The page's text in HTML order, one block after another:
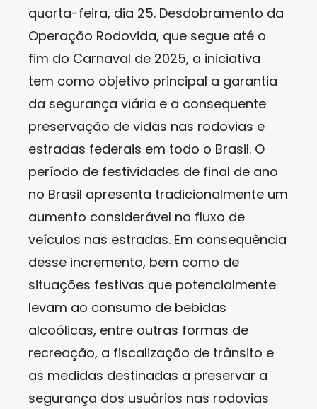
quarta-feira, dia 25. Desdobramento da
Operação Rodovida, que segue até o
fim do Carnaval de 2025, a iniciativa
tem como objetivo principal a garantia
da segurança viária e a consequente
preservação de vidas nas rodovias e
estradas federais em todo o Brasil. O
período de festividades de final de ano
no Brasil apresenta tradicionalmente um
aumento considerável no fluxo de
veículos nas estradas. Em consequência
desse incremento, bem como de
situações festivas que potencialmente
levam ao consumo de bebidas
alcoólicas, entre outras formas de
recreação, a fiscalização de trânsito e
as medidas destinadas a preservar a
segurança dos usuários nas rodovias